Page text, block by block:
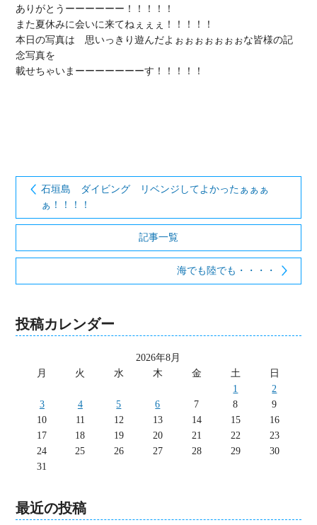
ありがとうーーーーーー！！！！！
また夏休みに会いに来てねぇぇぇ！！！！！
本日の写真は　思いっきり遊んだよぉぉぉぉぉぉぉな皆様の記
念写真を
載せちゃいまーーーーーーーす！！！！！
石垣島 ダイビング リベンジしてよかったぁぁぁ
ぁ！！！！
記事一覧
海でも陸でも・・・・
投稿カレンダー
2026年8月
月
火 水 木 金 土
日
1
2
3
4 5 6 7 8
9
10
11 12 13 14 15
16
17
18 19 20 21 22
23
24
25 26 27 28 29
30
31
最近の投稿